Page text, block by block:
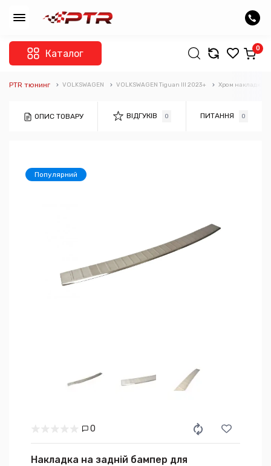
Каталог 0
PTR тюнинг VOLKSWAGEN VOLKSWAGEN Tiguan III 2023+ Хром накладки
ОПИС ТОВАРУ ВІДГУКІВ 0 ПИТАННЯ 0
Популярний
0
Накладка на задній бампер для